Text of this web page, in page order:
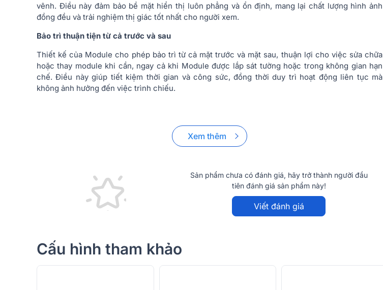
vênh. Điều này đảm bảo bề mặt hiển thị luôn phẳng và ổn định, mang lại chất lượng hình ảnh
đồng đều và trải nghiệm thị giác tốt nhất cho người xem.
Bảo trì thuận tiện từ cả trước và sau
Thiết kế của Module cho phép bảo trì từ cả mặt trước và mặt sau, thuận lợi cho việc sửa chữa
hoặc thay module khi cần, ngay cả khi Module được lắp sát tường hoặc trong không gian hạn
chế. Điều này giúp tiết kiệm thời gian và công sức, đồng thời duy trì hoạt động liên tục mà
không ảnh hưởng đến việc trình chiếu.
Xem thêm
Sản phẩm chưa có đánh giá, hãy trở thành người đầu
tiên đánh giá sản phẩm này!
Viết đánh giá
Cấu hình tham khảo